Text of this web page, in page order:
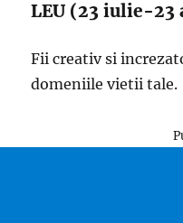
LEU (23 iulie-23
Fii creativ si
domeniile vietii tale.